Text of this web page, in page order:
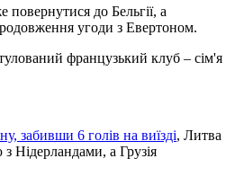
повернутися до Бельгії, а
угоди з Евертоном.
французький клуб – сім'я
забивши 6 голів на виїзді, Литва
Нідерландами, а Грузія